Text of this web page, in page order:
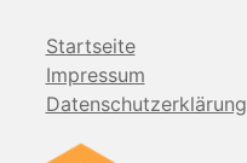
Startseite
Impressum
Datenschutzerklärung